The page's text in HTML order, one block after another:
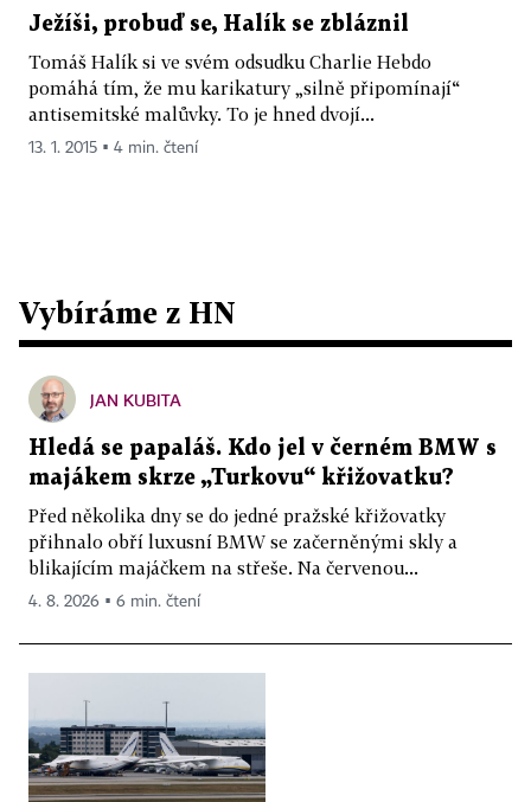
Ježíši, probuď se, Halík se zbláznil
Tomáš Halík si ve svém odsudku Charlie Hebdo
pomáhá tím, že mu karikatury „silně připomínají“
antisemitské malůvky. To je hned dvojí...
13. 1. 2015 ▪ 4 min. čtení
Vybíráme z HN
JAN KUBITA
Hledá se papaláš. Kdo jel v černém BMW s
majákem skrze „Turkovu“ křižovatku?
Před několika dny se do jedné pražské křižovatky
přihnalo obří luxusní BMW se začerněnými skly a
blikajícím majáčkem na střeše. Na červenou...
4. 8. 2026 ▪ 6 min. čtení